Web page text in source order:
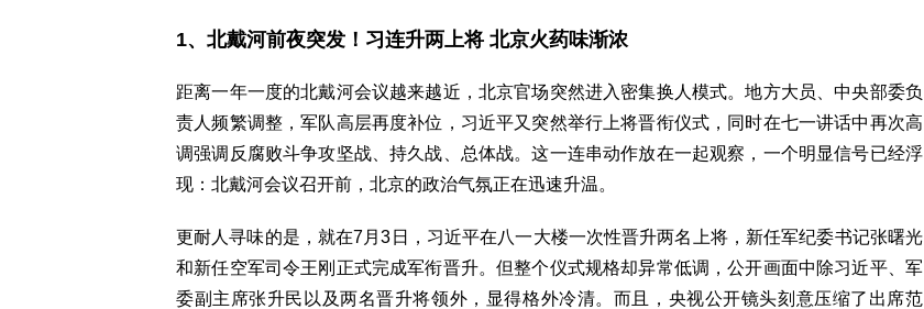
1、北戴河前夜突发！习连升两上将 北京火药味渐浓
距离一年一度的北戴河会议越来越近，北京官场突然进入密集换人模式。地方大员、中央部委负
责人频繁调整，军队高层再度补位，习近平又突然举行上将晋衔仪式，同时在七一讲话中再次高
调强调反腐败斗争攻坚战、持久战、总体战。这一连串动作放在一起观察，一个明显信号已经浮
现：北戴河会议召开前，北京的政治气氛正在迅速升温。
更耐人寻味的是，就在7月3日，习近平在八一大楼一次性晋升两名上将，新任军纪委书记张曙光
和新任空军司令王刚正式完成军衔晋升。但整个仪式规格却异常低调，公开画面中除习近平、军
委副主席张升民以及两名晋升将领外，显得格外冷清。而且，央视公开镜头刻意压缩了出席范